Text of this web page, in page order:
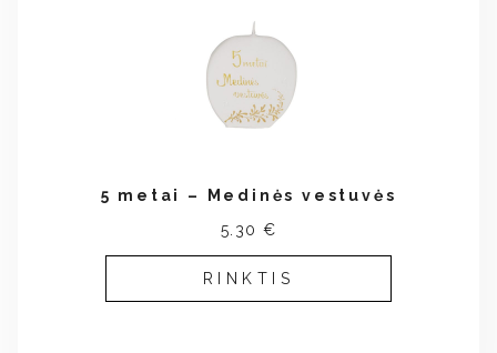
5 metai – Medinės vestuvės
5.30 €
RINKTIS